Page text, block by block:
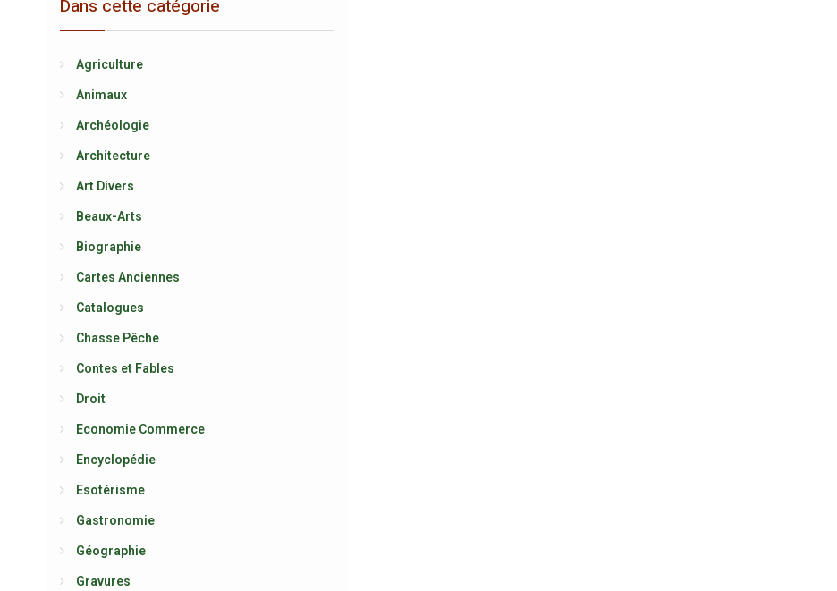
Dans cette catégorie
Agriculture
Animaux
Archéologie
Architecture
Art Divers
Beaux-Arts
Biographie
Cartes Anciennes
Catalogues
Chasse Pêche
Contes et Fables
Droit
Economie Commerce
Encyclopédie
Esotérisme
Gastronomie
Géographie
Gravures